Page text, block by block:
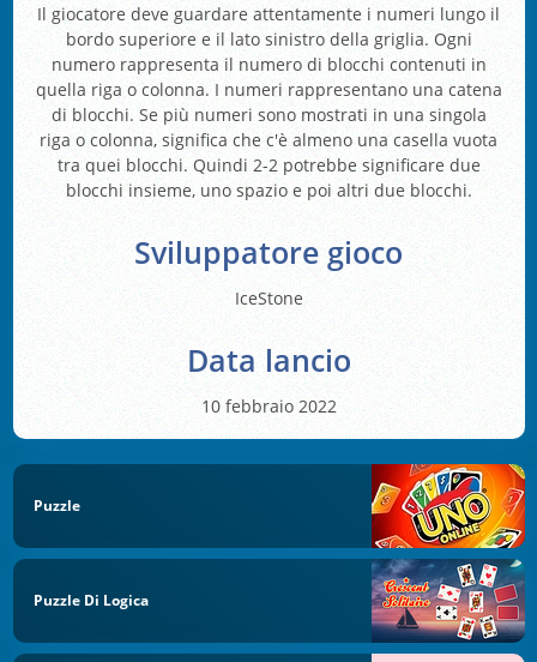
Il giocatore deve guardare attentamente i numeri lungo il
bordo superiore e il lato sinistro della griglia. Ogni
numero rappresenta il numero di blocchi contenuti in
quella riga o colonna. I numeri rappresentano una catena
di blocchi. Se più numeri sono mostrati in una singola
riga o colonna, significa che c'è almeno una casella vuota
tra quei blocchi. Quindi 2-2 potrebbe significare due
blocchi insieme, uno spazio e poi altri due blocchi.
Sviluppatore gioco
IceStone
Data lancio
10 febbraio 2022
Puzzle
Puzzle Di Logica